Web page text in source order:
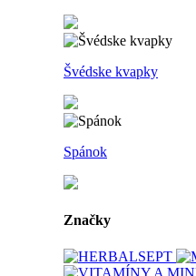
Švédske kvapky
Spánok
Značky